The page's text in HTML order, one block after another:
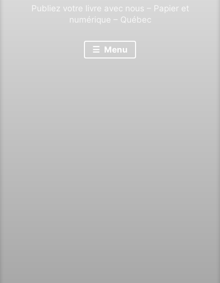
Publiez votre livre avec nous – Papier et
numérique – Québec
Menu